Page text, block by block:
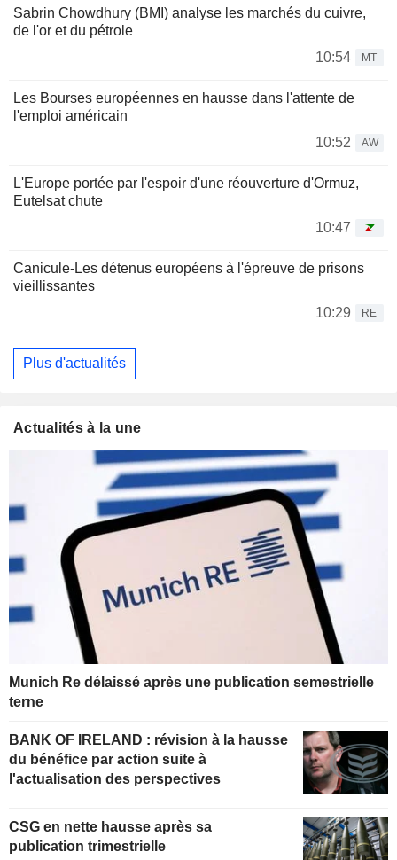
Sabrin Chowdhury (BMI) analyse les marchés du cuivre,
de l'or et du pétrole
10:54
MT
Les Bourses européennes en hausse dans l'attente de
l'emploi américain
10:52
AW
L'Europe portée par l'espoir d'une réouverture d'Ormuz,
Eutelsat chute
10:47
Canicule-Les détenus européens à l'épreuve de prisons
vieillissantes
10:29
RE
Plus d'actualités
Actualités à la une
Munich Re délaissé après une publication semestrielle
terne
BANK OF IRELAND : révision à la hausse
du bénéfice par action suite à
l'actualisation des perspectives
CSG en nette hausse après sa
publication trimestrielle